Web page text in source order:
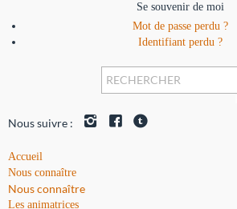
Se souvenir de moi
Mot de passe perdu ?
Identifiant perdu ?
Nous suivre :
Accueil
Nous connaître
Nous connaître
Les animatrices